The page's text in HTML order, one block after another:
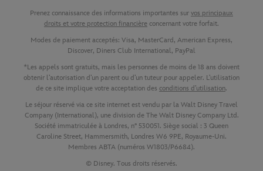
Prenez connaissance des informations importantes sur vos principaux
droits et votre protection financière concernant votre forfait.
Modes de paiement acceptés: Visa, MasterCard, American Express,
Discover, Diners Club International, PayPal
*Les appels sont gratuits, mais les personnes de moins de 18 ans doivent
obtenir l’autorisation d’un parent ou d’un tuteur pour appeler. L’utilisation
de ce site implique votre acceptation des conditions d’utilisation.
Le séjour réservé via ce site internet est vendu par la Walt Disney Travel
Company (International), une division de The Walt Disney Company Ltd.
Société immatriculée à Londres, n° 530051. Siège social : 3 Queen
Caroline Street, Hammersmith, Londres W6 9PE, Royaume-Uni.
Membres ABTA (numéros W1803/P6684).
© Disney. Tous droits réservés.